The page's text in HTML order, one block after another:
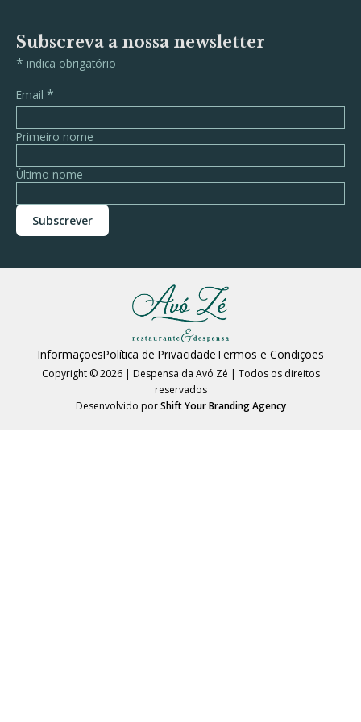
Subscreva a nossa newsletter
* indica obrigatório
Email *
Primeiro nome
Último nome
InformaçõesPolítica de PrivacidadeTermos e Condições
Copyright © 2026 | Despensa da Avó Zé | Todos os direitos
reservados
Desenvolvido porShift Your Branding Agency